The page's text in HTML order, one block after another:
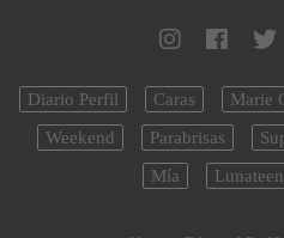
Diario Perfil Caras Marie
Weekend
Parabrisas
Mía
Lunateen